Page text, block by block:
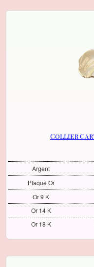
Collier
Argent
Plaqué Or
Or 9 K
Or 14 K
Or 18 K